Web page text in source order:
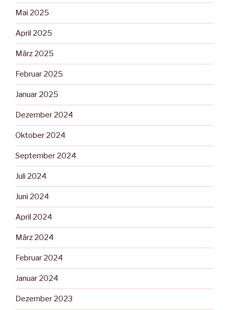
Mai 2025
April 2025
März 2025
Februar 2025
Januar 2025
Dezember 2024
Oktober 2024
September 2024
Juli 2024
Juni 2024
April 2024
März 2024
Februar 2024
Januar 2024
Dezember 2023